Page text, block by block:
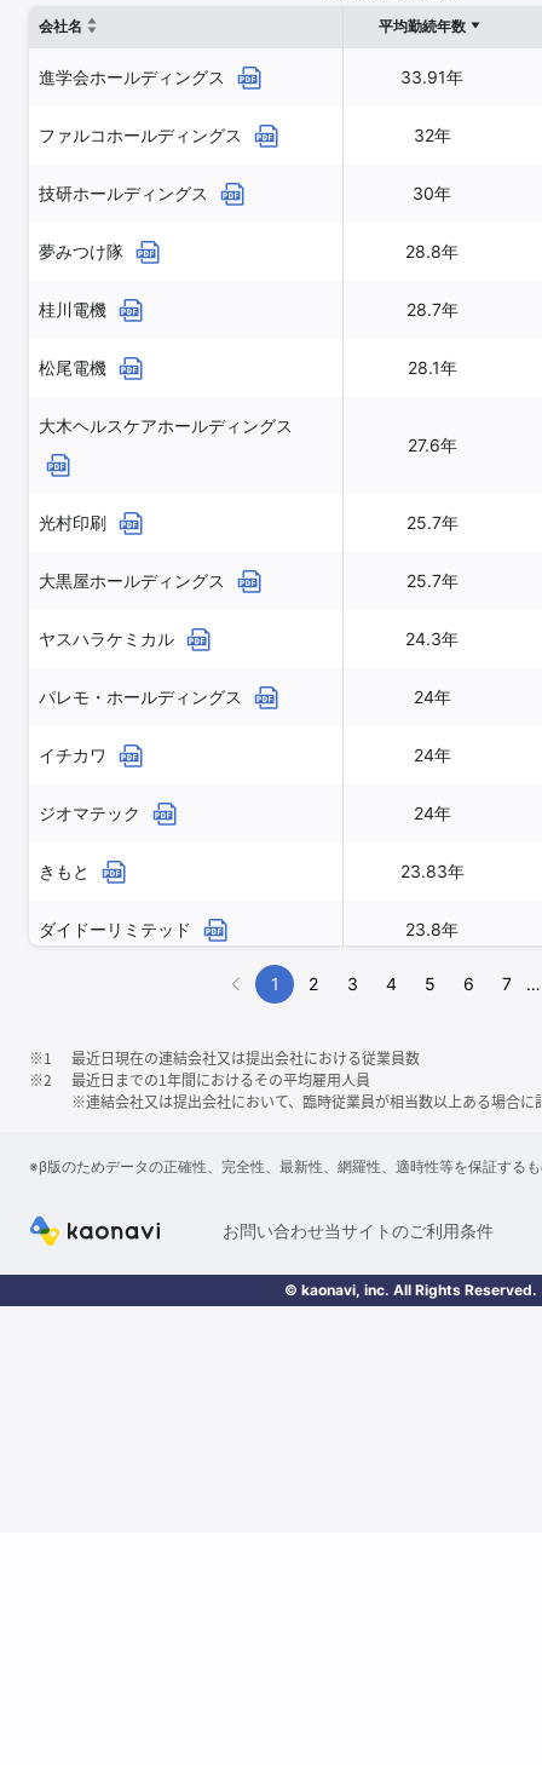
会社名
平均勤続年数
進学会ホールディングス 33.91年
ファルコホールディングス 32年
技研ホールディングス 30年
夢みつけ隊 28.8年
桂川電機 28.7年
松尾電機 28.1年
大木ヘルスケアホールディングス
27.6年
光村印刷 25.7年
大黒屋ホールディングス 25.7年
ヤスハラケミカル 24.3年
パレモ・ホールディングス 24年
イチカワ 24年
ジオマテック 24年
きもと 23.83年
ダイドーリミテッド 23.8年
1 2 3 4 5 6 7 …
※1
最近日現在の連結会社又は提出会社における従業員数
※2
最近日までの1年間におけるその平均雇用人員
※連結会社又は提出会社において、臨時従業員が相当数以上ある場合に
※β版のためデータの正確性、完全性、最新性、網羅性、適時性等を保証する
お問い合わせ当サイトのご利用条件
© kaonavi, inc. All Rights Reserved.